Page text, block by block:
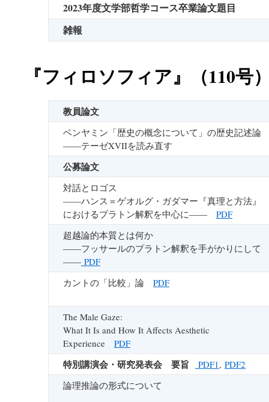
2023年度文学部哲学コース卒業論文題目
雑報
『フィロソフィア』（110号
教員論文
ベンヤミン「歴史の概念について」の歴史記述論
――テーゼXVIIを読み直す
公募論文
対話とロゴス
――ハンス＝ゲオルグ・ガダマー『真理と方法』
におけるプラトン解釈を中心に―― PDF
超越論的本質とは何か
――フッサールのプラトン解釈を手がかりにして
―― PDF
カントの「比較」論 PDF
The Male Gaze:
What It Is and How It Affects Aesthetic
Experience PDF
特別講演会・研究発表会 要旨 PDF1, PDF2
論理推論の形式について